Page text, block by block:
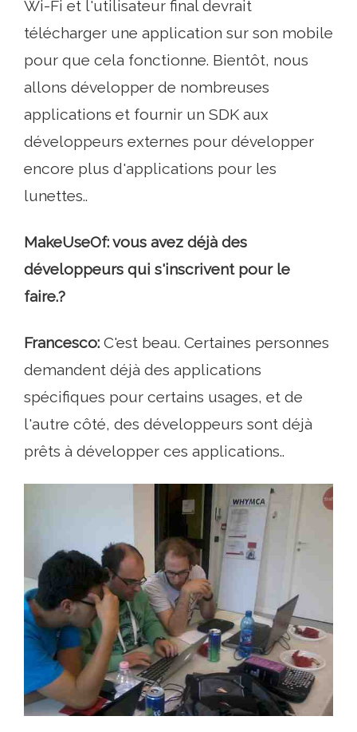
Wi-Fi et l'utilisateur final devrait
télécharger une application sur son mobile
pour que cela fonctionne. Bientôt, nous
allons développer de nombreuses
applications et fournir un SDK aux
développeurs externes pour développer
encore plus d'applications pour les
lunettes..
MakeUseOf: vous avez déjà des
développeurs qui s'inscrivent pour le
faire.?
Francesco: C'est beau. Certaines personnes
demandent déjà des applications
spécifiques pour certains usages, et de
l'autre côté, des développeurs sont déjà
prêts à développer ces applications..